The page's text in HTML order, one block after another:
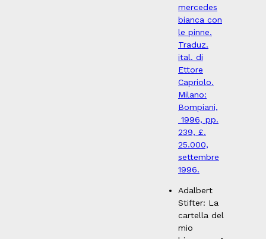
mercedes
bianca con
le pinne.
Traduz.
ital. di
Ettore
Capriolo.
Milano:
Bompiani,
1996, pp.
239, £.
25.000,
settembre
1996.
Adalbert
Stifter: La
cartella del
mio